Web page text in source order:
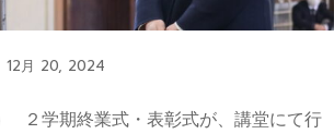
12月 20, 2024
２学期終業式・表彰式が、講堂にて行